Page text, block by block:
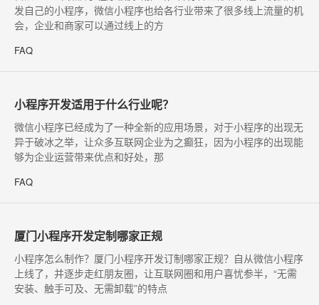
发自己的小程序，微信小程序也给各行业带来了很多线上流量的机
会，企业和商家可以通过线上的方
FAQ
小程序开发适用于什么行业呢？
​微信小程序已经成为了一种全新的应用场景，对于小程序的出现无
异于破冰之举，让众多互联网企业为之癫狂，因为小程序的出现能
够为企业运营带来优点和好处，那
FAQ
厦门小程序开发定制哪家正规
​小程序怎么制作？厦门小程序开发订制哪家正规？自从微信小程序
上线了，并逐步走红朋友圈，让互联网圈和用户喜忧参半，“无需
安装、触手可及、无需卸载”的特点